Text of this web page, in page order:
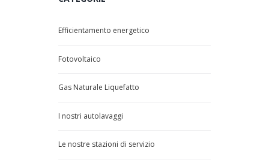
Efficientamento energetico
Fotovoltaico
Gas Naturale Liquefatto
I nostri autolavaggi
Le nostre stazioni di servizio